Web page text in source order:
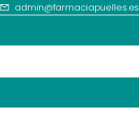
admin@farmaciapuelles.es